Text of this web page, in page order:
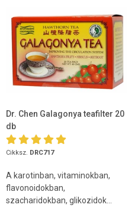
Dr. Chen Galagonya teafilter 20
db
Cikksz. DRC717
A karotinban, vitaminokban,
flavonoidokban,
szacharidokban, glikozidok...